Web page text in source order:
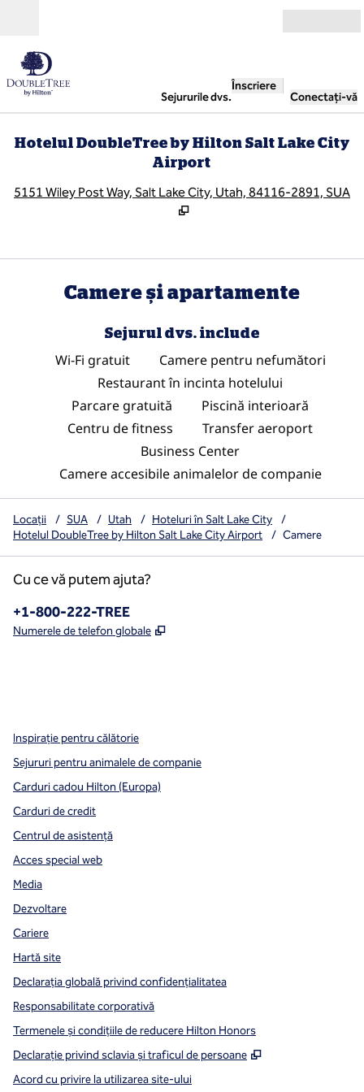
Sejururile dvs.
Înscriere
Conectați-vă
Hotelul DoubleTree by Hilton Salt Lake City
Airport
5151 Wiley Post Way, Salt Lake City, Utah, 84116-2891, SUA
Camere și apartamente
Sejurul dvs. include
Wi-Fi gratuit
Camere pentru nefumători
Restaurant în incinta hotelului
Parcare gratuită
Piscină interioară
Centru de fitness
Transfer aeroport
Business Center
Camere accesibile animalelor de companie
Locații / SUA / Utah / Hoteluri în Salt Lake City
/
Hotelul DoubleTree by Hilton Salt Lake City Airport
/ Camere
Cu ce vă putem ajuta?
Telefon:
+1-800-222-TREE
Numerele de telefon globale ,
Inspirație pentru călătorie
Sejururi pentru animalele de companie
Carduri cadou Hilton (Europa)
Carduri de credit
Centrul de asistență
Acces special web
Media
Dezvoltare
Cariere
Hartă site
Declarația globală privind confidenţialitatea
Responsabilitate corporativă
Termenele și condițiile de reducere Hilton Honors
Declarație privind sclavia și traficul de persoane
,
Acord cu privire la utilizarea site-ului